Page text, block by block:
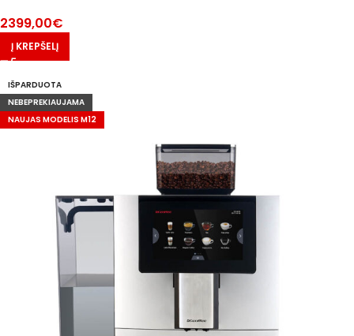
2399,00€
Į KREPŠELĮ
IŠPARDUOTA
NEBEPREKIAUJAMA
NAUJAS MODELIS M12